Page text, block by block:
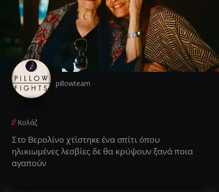
pillowteam
Κολάζ
Στο Βερολίνο χτίστηκε ένα σπίτι όπου
ηλικιωμένες λεσβίες δε θα κρύψουν ξανά ποια
αγαπούν